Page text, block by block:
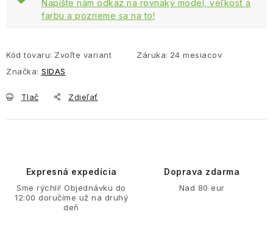
Napíšte nám odkaz na rovnaký model, veľkosť a
farbu a pozrieme sa na to!
Kód tovaru: Zvoľte variant Záruka: 24 mesiacov
Značka: SIDAS
Tlač Zdieľať
Expresná expedícia
Sme rýchli! Objednávku do
12:00 doručíme už na druhý
deň
Doprava zdarma
Nad 80 eur